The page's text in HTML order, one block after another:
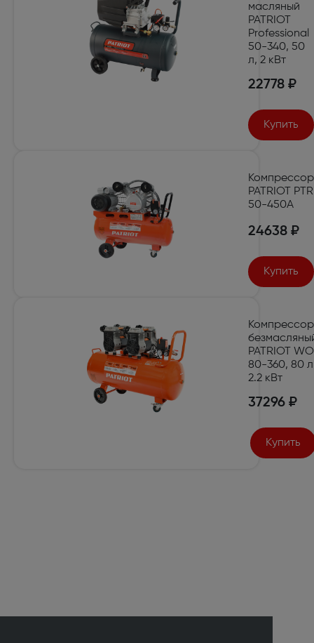
масляный
PATRIOT
Professional
50-340, 50
л, 2 кВт
22778 ₽
Купить
Компрессор
PATRIOT PTR
50-450A
24638 ₽
Купить
Компрессор
PATRIOT WO
80-360, 80
2.2 кВт
37296 ₽
Купить